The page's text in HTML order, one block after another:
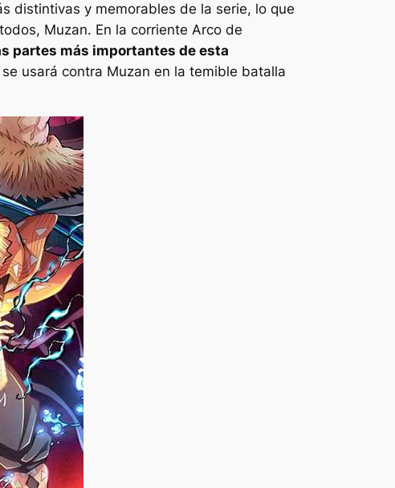
distintivas y memorables de la serie, lo que
Muzan. En la corriente Arco de
partes más importantes de esta
usará contra Muzan en la temible batalla